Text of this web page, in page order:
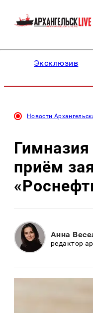
Эксклюзив
Новости
приём
Анна
редактор